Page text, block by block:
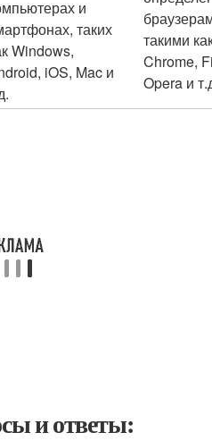
и
таких
Windows,
iOS, Mac и
такими
Chrome,
Opera и
и ответы: